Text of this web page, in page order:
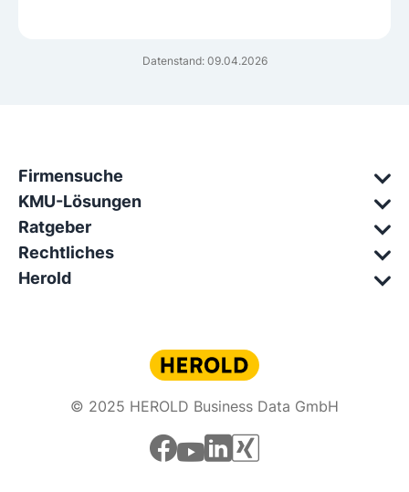
Datenstand: 09.04.2026
Firmensuche
KMU-Lösungen
Ratgeber
Rechtliches
Herold
© 2025 HEROLD Business Data GmbH